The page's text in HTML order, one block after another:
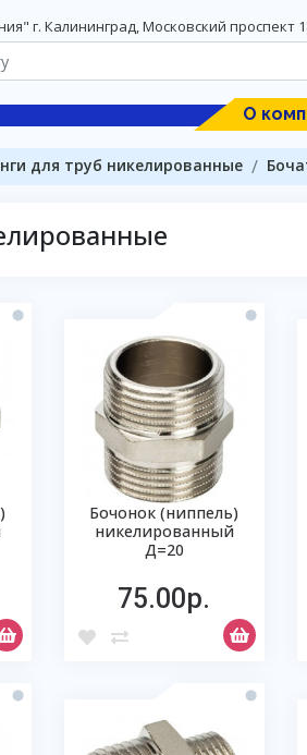
г. Калининград, Московский проспект
О
для труб никелированные
Бочонок (ниппель)
никелированный
Д=20
75.00р.